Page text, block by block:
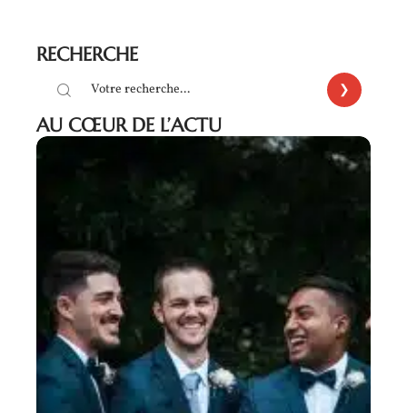
RECHERCHE
AU CŒUR DE L’ACTU